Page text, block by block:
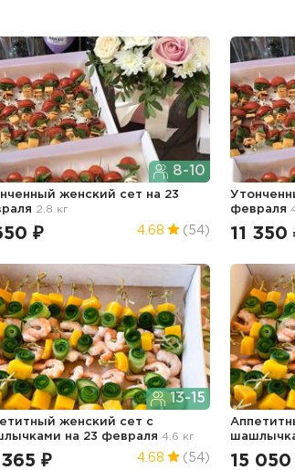
8-10
женский сет на 23
2.8 кг
₽ 4.68 (54)
февраля
11 350
13-15
женский сет с
на 23 февраля 4.6 кг
365 ₽ 4.68 (54) 15 050